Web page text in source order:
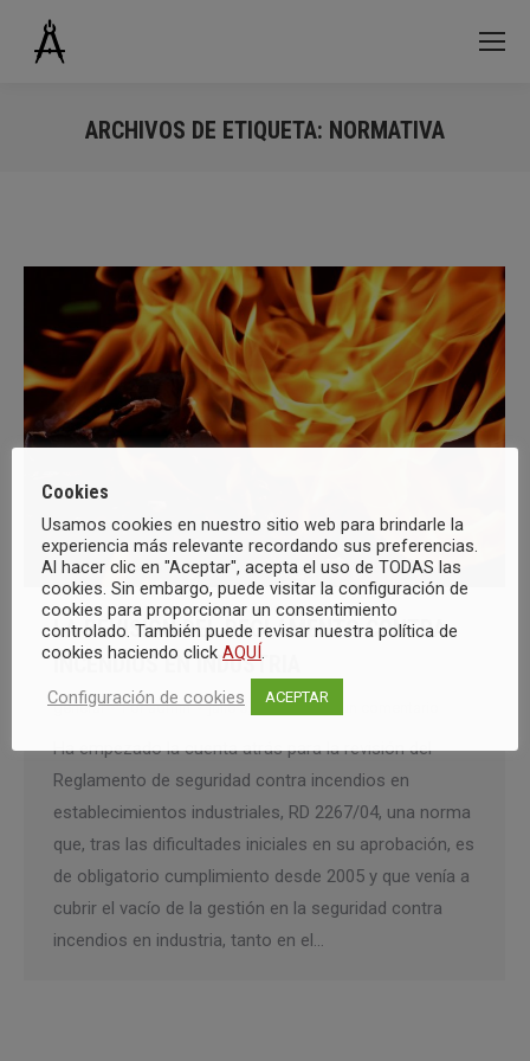
ARCHIVOS DE ETIQUETA: NORMATIVA
LA REVISIÓN DEL REGLAMENTO CONTRA
INCENDIOS EN INDUSTRIA
general Poradmin julio 3, 2019 Deja un comentario
Ha empezado la cuenta atrás para la revisión del
Reglamento de seguridad contra incendios en
establecimientos industriales, RD 2267/04, una norma
que, tras las dificultades iniciales en su aprobación, es
de obligatorio cumplimiento desde 2005 y que venía a
cubrir el vacío de la gestión en la seguridad contra
incendios en industria, tanto en el…
Cookies
Usamos cookies en nuestro sitio web para brindarle la
experiencia más relevante recordando sus preferencias.
Al hacer clic en "Aceptar", acepta el uso de TODAS las
cookies. Sin embargo, puede visitar la configuración de
cookies para proporcionar un consentimiento
controlado. También puede revisar nuestra política de
cookies haciendo click AQUÍ.
Configuración de cookies ACEPTAR